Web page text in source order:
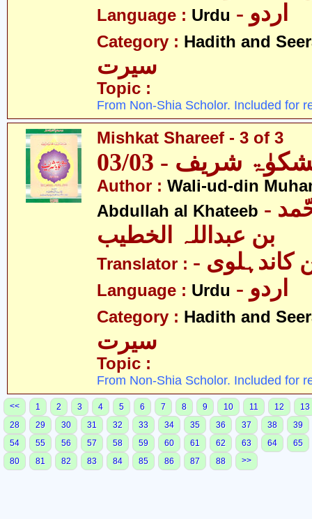
Language : Urdu - اردو
Category : Hadith and
سیرت
Topic :
From Non-Shia Scholor. Included for
Mishkat Shareef - 3 of 3
شریف - 03/03
Author : Wali-ud-din
Abdullah al Khateeb - ولی الدین محّمد
بن عبداللہ الخطیب
Translator : کاندہلوی
Language : Urdu - اردو
Category : Hadith and
سیرت
Topic :
From Non-Shia Scholor. Included for
<< 1 2 3 4 5 6 7 8 9 10 11 12
13
28
29 30 31 32 33 34 35 36 37 38
39
54
55 56 57 58 59 60 61 62 63 64
65
80
81 82 83 84 85 86 87 88 >>